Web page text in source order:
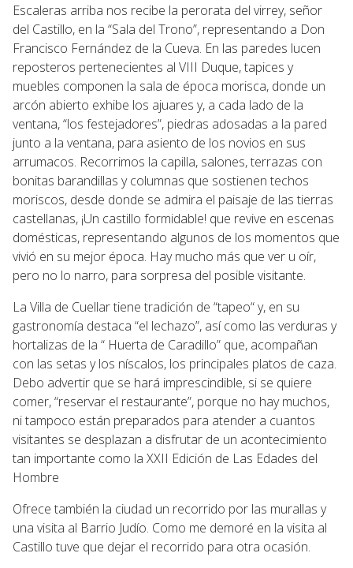
Escaleras arriba nos recibe la perorata del virrey, señor
del Castillo, en la “Sala del Trono”, representando a Don
Francisco Fernández de la Cueva. En las paredes lucen
reposteros pertenecientes al VIII Duque, tapices y
muebles componen la sala de época morisca, donde un
arcón abierto exhibe los ajuares y, a cada lado de la
ventana, “los festejadores”, piedras adosadas a la pared
junto a la ventana, para asiento de los novios en sus
arrumacos. Recorrimos la capilla, salones, terrazas con
bonitas barandillas y columnas que sostienen techos
moriscos, desde donde se admira el paisaje de las tierras
castellanas, ¡Un castillo formidable! que revive en escenas
domésticas, representando algunos de los momentos que
vivió en su mejor época. Hay mucho más que ver u oír,
pero no lo narro, para sorpresa del posible visitante.
La Villa de Cuellar tiene tradición de “tapeo“ y, en su
gastronomía destaca “el lechazo”, así como las verduras y
hortalizas de la “ Huerta de Caradillo” que, acompañan
con las setas y los níscalos, los principales platos de caza.
Debo advertir que se hará imprescindible, si se quiere
comer, “reservar el restaurante”, porque no hay muchos,
ni tampoco están preparados para atender a cuantos
visitantes se desplazan a disfrutar de un acontecimiento
tan importante como la XXII Edición de Las Edades del
Hombre
Ofrece también la ciudad un recorrido por las murallas y
una visita al Barrio Judío. Como me demoré en la visita al
Castillo tuve que dejar el recorrido para otra ocasión.